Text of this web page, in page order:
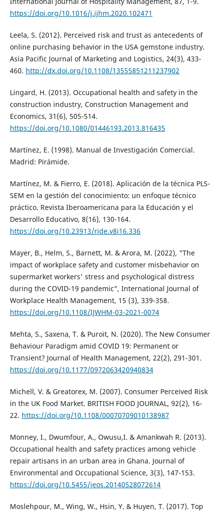
https://doi.org/10.1016/j.ijhm.2020.102471
Leela, S. (2012). Perceived risk and trust as antecedents of
online purchasing behavior in the USA gemstone industry.
Asia Pacific Journal of Marketing and Logistics, 24(3), 433-
460. http://dx.doi.org/10.1108/13555851211237902
Lingard, H. (2013). Occupational health and safety in the
construction industry, Construction Management and
Economics, 31(6), 505-514.
https://doi.org/10.1080/01446193.2013.816435
Martínez, E. (1998). Manual de Investigación Comercial.
Madrid: Pirámide.
Martínez, M. & Fierro, E. (2018). Aplicación de la técnica PLS-
SEM en la gestión del conocimiento: un enfoque técnico
práctico. Revista Iberoamericana para la Educación y el
Desarrollo Educativo, 8(16), 130-164.
https://doi.org/10.23913/ride.v8i16.336
Mayer, B., Helm, S., Barnett, M. & Arora, M. (2022), "The
impact of workplace safety and customer misbehavior on
supermarket workers' stress and psychological distress
during the COVID-19 pandemic", International Journal of
Workplace Health Management, 15 (3), 339-358.
https://doi.org/10.1108/IJWHM-03-2021-0074
Mehta, S., Saxena, T. & Puroit, N. (2020). The New Consumer
Behaviour Paradigm amid COVID 19: Permanent or
Transient? Journal of Health Management, 22(2), 291-301.
https://doi.org/10.1177/0972063420940834
Michell, V. & Greatorex, M. (2007). Consumer Perceived Risk
in the UK Food Market. BRITISH FOOD JOURNAL, 92(2), 16-
22. https://doi.org/10.1108/00070709010138987
Monney, I., Dwumfour, A., Owusu,I. & Amankwah R. (2013).
Occupational health and safety practices among vehicle
repair artisans in an urban area in Ghana. Journal of
Environmental and Occupational Science, 3(3), 147-153.
https://doi.org/10.5455/jeos.20140528072614
Moslehpour, M., Wing, W., Hsin, Y. & Huyen, T. (2017). Top